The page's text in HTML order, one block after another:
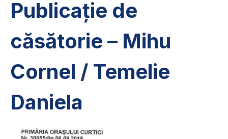
Publicație de
căsătorie – Mihu
Cornel / Temelie
Daniela